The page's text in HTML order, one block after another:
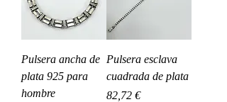
Pulsera ancha de
plata 925 para
hombre
Pulsera esclava
cuadrada de plata
Precio
82,72 €